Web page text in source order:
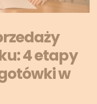
4 etapy
w